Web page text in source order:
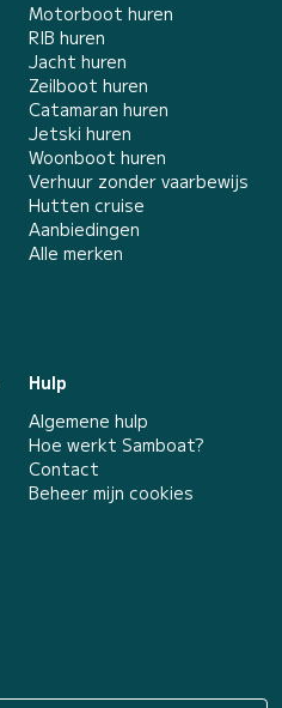
Motorboot huren
RIB huren
Jacht huren
Zeilboot huren
Catamaran huren
Jetski huren
Woonboot huren
Verhuur zonder vaarbewijs
Hutten cruise
Aanbiedingen
Alle merken
Hulp
Algemene hulp
Hoe werkt Samboat?
Contact
Beheer mijn cookies